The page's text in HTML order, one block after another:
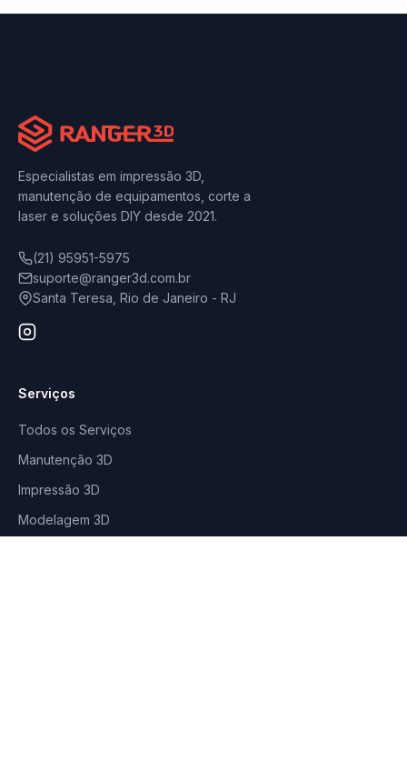
Especialistas em impressão 3D,
manutenção de equipamentos, corte a
laser e soluções DIY desde 2021.
(21) 95951-5975
suporte@ranger3d.com.br
Santa Teresa, Rio de Janeiro - RJ
Serviços
Todos os Serviços
Manutenção 3D
Impressão 3D
Modelagem 3D